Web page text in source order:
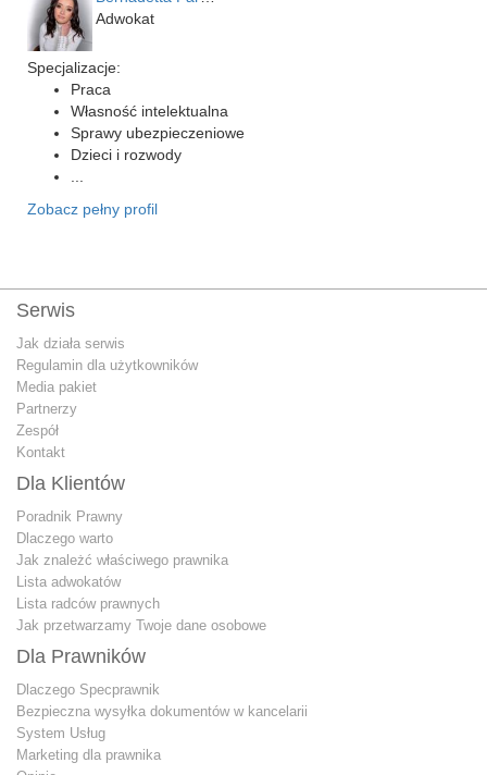
Adwokat
Specjalizacje:
Praca
Własność intelektualna
Sprawy ubezpieczeniowe
Dzieci i rozwody
Zobacz pełny profil
Serwis
Jak działa serwis
Regulamin dla użytkowników
Media pakiet
Partnerzy
Zespół
Kontakt
Dla Klientów
Poradnik Prawny
Dlaczego warto
Jak znależć właściwego prawnika
Lista adwokatów
Lista radców prawnych
Jak przetwarzamy Twoje dane osobowe
Dla Prawników
Dlaczego Specprawnik
Bezpieczna wysyłka dokumentów w kancelarii
System Usług
Marketing dla prawnika